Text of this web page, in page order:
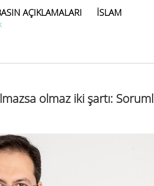
AÇIKLAMALARI İSLAM
olmaz iki şartı: